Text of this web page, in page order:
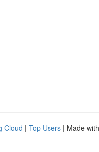
Cloud | Top Users | Made with